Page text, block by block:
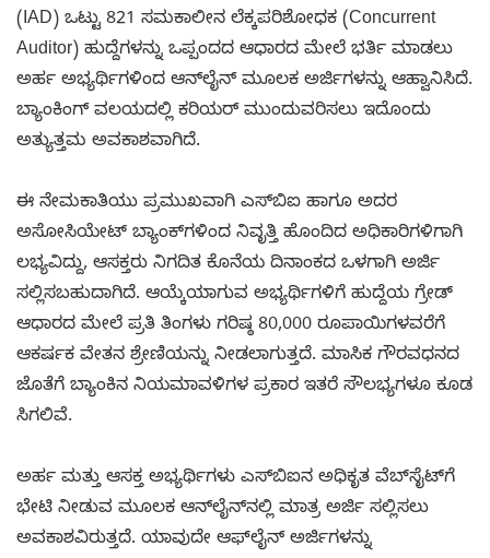
(IAD) ಒಟ್ಟು 821 ಸಮಕಾಲೀನ ಲೆಕ್ಕಪರಿಶೋಧಕ (Concurrent
Auditor) ಹುದ್ದೆಗಳನ್ನು ಒಪ್ಪಂದದ ಆಧಾರದ ಮೇಲೆ ಭರ್ತಿ ಮಾಡಲು
ಅರ್ಹ ಅಭ್ಯರ್ಥಿಗಳಿಂದ ಆನ್‌ಲೈನ್ ಮೂಲಕ ಅರ್ಜಿಗಳನ್ನು ಆಹ್ವಾನಿಸಿದೆ.
ಬ್ಯಾಂಕಿಂಗ್ ವಲಯದಲ್ಲಿ ಕರಿಯರ್ ಮುಂದುವರಿಸಲು ಇದೊಂದು
ಅತ್ಯುತ್ತಮ ಅವಕಾಶವಾಗಿದೆ.
ಈ ನೇಮಕಾತಿಯು ಪ್ರಮುಖವಾಗಿ ಎಸ್‌ಬಿಐ ಹಾಗೂ ಅದರ
ಅಸೋಸಿಯೇಟ್ ಬ್ಯಾಂಕ್‌ಗಳಿಂದ ನಿವೃತ್ತಿ ಹೊಂದಿದ ಅಧಿಕಾರಿಗಳಿಗಾಗಿ
ಲಭ್ಯವಿದ್ದು, ಆಸಕ್ತರು ನಿಗದಿತ ಕೊನೆಯ ದಿನಾಂಕದ ಒಳಗಾಗಿ ಅರ್ಜಿ
ಸಲ್ಲಿಸಬಹುದಾಗಿದೆ. ಆಯ್ಕೆಯಾಗುವ ಅಭ್ಯರ್ಥಿಗಳಿಗೆ ಹುದ್ದೆಯ ಗ್ರೇಡ್
ಆಧಾರದ ಮೇಲೆ ಪ್ರತಿ ತಿಂಗಳು ಗರಿಷ್ಠ 80,000 ರೂಪಾಯಿಗಳವರೆಗೆ
ಆಕರ್ಷಕ ವೇತನ ಶ್ರೇಣಿಯನ್ನು ನೀಡಲಾಗುತ್ತದೆ. ಮಾಸಿಕ ಗೌರವಧನದ
ಜೊತೆಗೆ ಬ್ಯಾಂಕಿನ ನಿಯಮಾವಳಿಗಳ ಪ್ರಕಾರ ಇತರೆ ಸೌಲಭ್ಯಗಳೂ ಕೂಡ
ಸಿಗಲಿವೆ.
ಅರ್ಹ ಮತ್ತು ಆಸಕ್ತ ಅಭ್ಯರ್ಥಿಗಳು ಎಸ್‌ಬಿಐನ ಅಧಿಕೃತ ವೆಬ್‌ಸೈಟ್‌ಗೆ
ಭೇಟಿ ನೀಡುವ ಮೂಲಕ ಆನ್‌ಲೈನ್‌ನಲ್ಲಿ ಮಾತ್ರ ಅರ್ಜಿ ಸಲ್ಲಿಸಲು
ಅವಕಾಶವಿರುತ್ತದೆ. ಯಾವುದೇ ಆಫ್‌ಲೈನ್ ಅರ್ಜಿಗಳನ್ನು